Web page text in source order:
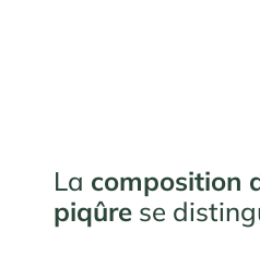
La composition
piqûre se